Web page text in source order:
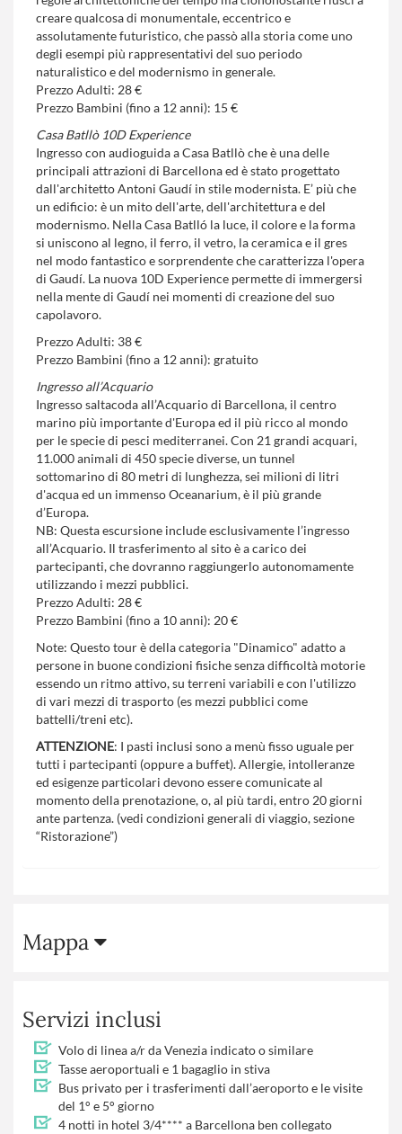
creare qualcosa di monumentale, eccentrico e
assolutamente futuristico, che passò alla storia come uno
degli esempi più rappresentativi del suo periodo
naturalistico e del modernismo in generale.
Prezzo Adulti: 28 €
Prezzo Bambini (fino a 12 anni): 15 €
Casa Batllò 10D Experience
Ingresso con audioguida a Casa Batllò che è una delle
principali attrazioni di Barcellona ed è stato progettato
dall'architetto Antoni Gaudí in stile modernista. E’ più che
un edificio: è un mito dell'arte, dell'architettura e del
modernismo. Nella Casa Batlló la luce, il colore e la forma
si uniscono al legno, il ferro, il vetro, la ceramica e il gres
nel modo fantastico e sorprendente che caratterizza l'opera
di Gaudí. La nuova 10D Experience permette di immergersi
nella mente di Gaudí nei momenti di creazione del suo
capolavoro.
Prezzo Adulti: 38 €
Prezzo Bambini (fino a 12 anni): gratuito
Ingresso all’Acquario
Ingresso saltacoda all’Acquario di Barcellona, il centro
marino più importante d'Europa ed il più ricco al mondo
per le specie di pesci mediterranei. Con 21 grandi acquari,
11.000 animali di 450 specie diverse, un tunnel
sottomarino di 80 metri di lunghezza, sei milioni di litri
d'acqua ed un immenso Oceanarium, è il più grande
d’Europa.
NB: Questa escursione include esclusivamente l’ingresso
all’Acquario. Il trasferimento al sito è a carico dei
partecipanti, che dovranno raggiungerlo autonomamente
utilizzando i mezzi pubblici.
Prezzo Adulti: 28 €
Prezzo Bambini (fino a 10 anni): 20 €
Note: Questo tour è della categoria "Dinamico" adatto a
persone in buone condizioni fisiche senza difficoltà motorie
essendo un ritmo attivo, su terreni variabili e con l'utilizzo
di vari mezzi di trasporto (es mezzi pubblici come
battelli/treni etc).
ATTENZIONE: I pasti inclusi sono a menù fisso uguale per
tutti i partecipanti (oppure a buffet). Allergie, intolleranze
ed esigenze particolari devono essere comunicate al
momento della prenotazione, o, al più tardi, entro 20 giorni
ante partenza. (vedi condizioni generali di viaggio, sezione
“Ristorazione”)
Mappa
Servizi inclusi
Volo di linea a/r da Venezia indicato o similare
Tasse aeroportuali e 1 bagaglio in stiva
Bus privato per i trasferimenti dall’aeroporto e le visite
del 1° e 5° giorno
4 notti in hotel 3/4**** a Barcellona ben collegato